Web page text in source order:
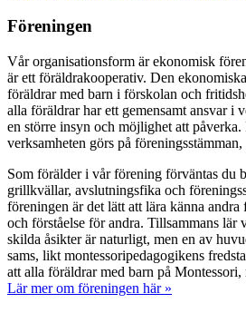
Föreningen
Vår organisationsform är ekonomisk
är ett föräldrakooperativ. Den
föräldrar med barn i förskolan och
alla föräldrar har ett gemensamt ansvar i
en större insyn och möjlighet att
verksamheten görs på
Som förälder i vår förening förväntas du
grillkvällar, avslutningsfika och
föreningen är det lätt att lära känna
och förståelse för andra. Tillsammans lär
skilda åsikter är naturligt, men en av
sams, likt montessoripedagogikens
att alla föräldrar med barn på Montessori,
Lär mer om föreningen här »